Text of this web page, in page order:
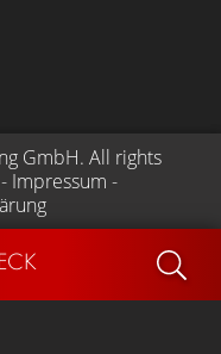
GmbH. All rights
- Impressum -